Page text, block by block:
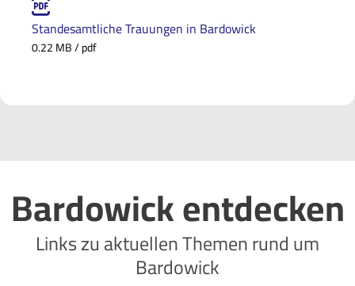
Standesamtliche Trauungen in Bardowick
0.22 MB / pdf
Bardowick entdecken
Links zu aktuellen Themen rund um
Bardowick